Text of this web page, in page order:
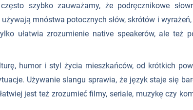
szybko zauważamy, że podręcznikowe
mnóstwa potocznych słów, skrótów i
ułatwia zrozumienie native speakerów, ale też
humor i styl życia mieszkańców, od krótkich
Używanie slangu sprawia, że język staje się
jest też zrozumieć filmy, seriale, muzykę czy